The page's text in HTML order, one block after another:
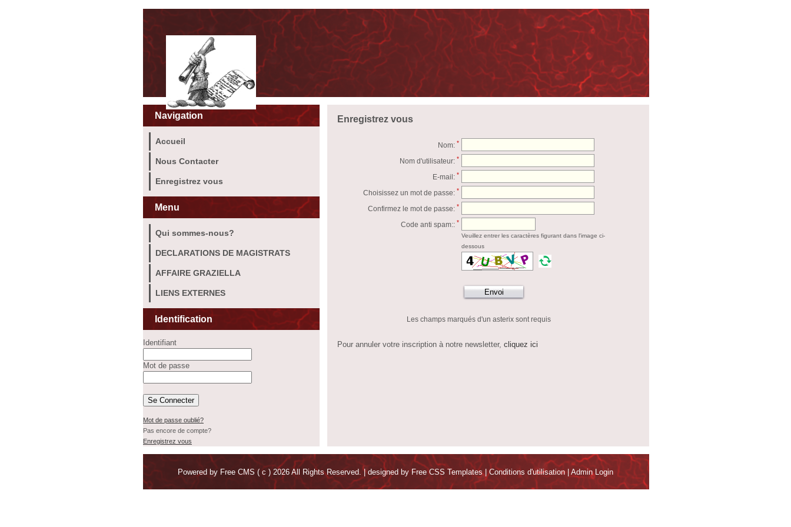
Navigation
Accueil
Nous Contacter
Enregistrez vous
Menu
Qui sommes-nous?
DECLARATIONS DE MAGISTRATS
AFFAIRE GRAZIELLA
LIENS EXTERNES
Identification
Identifiant
Mot de passe
Mot de passe oublié?
Pas encore de compte?
Enregistrez vous
Enregistrez vous
Nom: *
Nom d'utilisateur: *
E-mail: *
Choisissez un mot de passe: *
Confirmez le mot de passe: *
Code anti spam:: *
Veuillez entrer les caractères figurant dans l'image ci-
dessous
Les champs marqués d'un asterix sont requis
Pour annuler votre inscription à notre newsletter, cliquez ici
Powered by Free CMS ( c ) 2026 All Rights Reserved. | designed byFree CSS Templates|Conditions d'utilisation| Admin Login